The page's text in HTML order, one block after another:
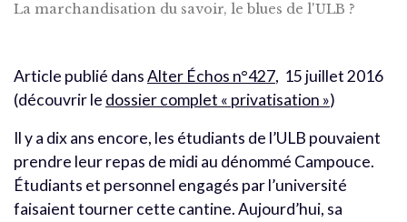
La marchandisation du savoir, le blues de l'ULB ?
Article publié dansAlter Échos n°427, 15 juillet 2016
(découvrir le dossier complet « privatisation »)
Il y a dix ans encore, les étudiants de l’ULB pouvaient
prendre leur repas de midi au dénommé Campouce.
Étudiants et personnel engagés par l’université
faisaient tourner cette cantine. Aujourd’hui, sa